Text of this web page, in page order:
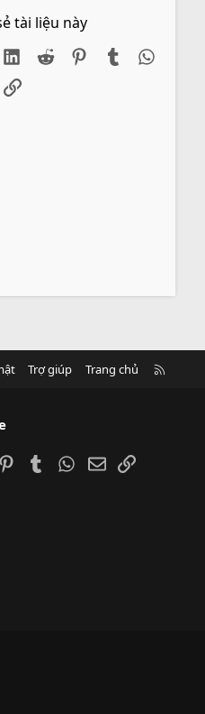
tài liệu này
LinkedIn
Reddit PinterestTumblr
Link
Trợ giúp Trang chủ
PinterestTumblrWhatsApp
EmailLink